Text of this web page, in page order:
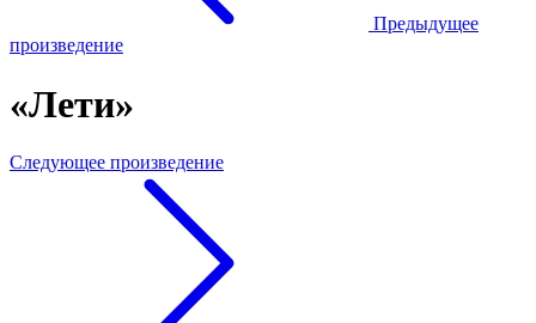
Предыдущее
произведение
«Лети»
Следующее произведение